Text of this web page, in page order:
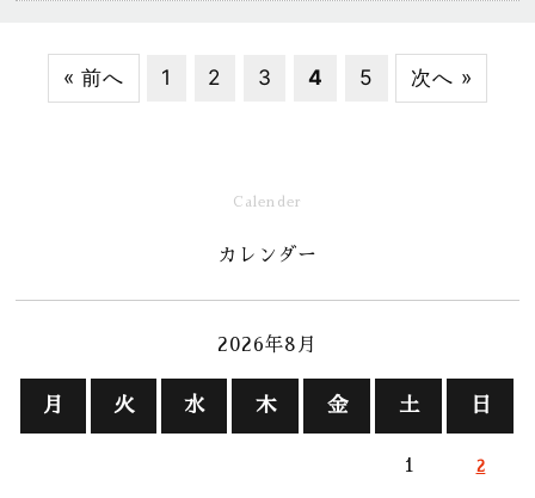
Calender
カレンダー
2026年8月
月 火 水 木 金 土 日
1 2
« 前へ 1 2 3 4 5 次へ »